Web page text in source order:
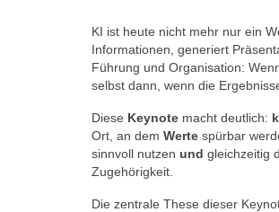
KI ist heute nicht mehr nur ein
Informationen, generiert
Führung und Organisation:
selbst dann, wenn die
Diese Keynote macht deutlich:
Ort, an dem Werte spürbar
sinnvoll nutzen und gleichzeitig
Zugehörigkeit.
Die zentrale These dieser